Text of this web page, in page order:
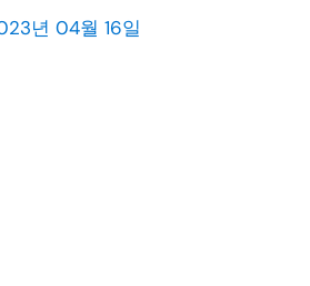
년 04월 16일